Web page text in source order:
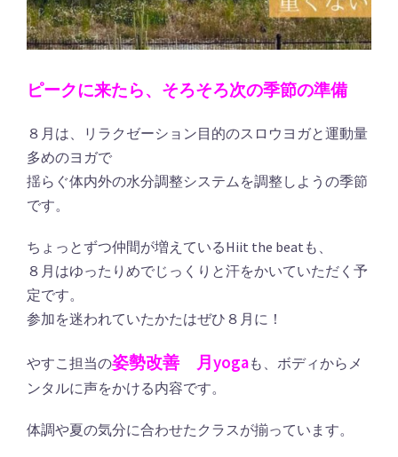
ピークに来たら、そろそろ次の季節の準備
８月は、リラクゼーション目的のスロウヨガと運動量
多めのヨガで
揺らぐ体内外の水分調整システムを調整しようの季節
です。
ちょっとずつ仲間が増えているHiit the beatも、
８月はゆったりめでじっくりと汗をかいていただく予
定です。
参加を迷われていたかたはぜひ８月に！
やすこ担当の姿勢改善 月yogaも、ボディからメ
ンタルに声をかける内容です。
体調や夏の気分に合わせたクラスが揃っています。